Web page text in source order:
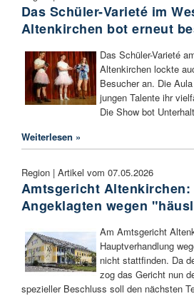
Das Schüler-Varieté im
Altenkirchen bot erneut
Das Schüler-Varieté
Altenkirchen lockte
Besucher an. Die
jungen Talente ihr
Die Show bot
Weiterlesen »
Region | Artikel vom 07.05.2026
Amtsgericht Altenkirchen:
Angeklagten wegen
Am Amtsgericht
Hauptverhandlung
nicht stattfinden. Da
zog das Gericht nun
spezieller Beschluss soll den nächsten